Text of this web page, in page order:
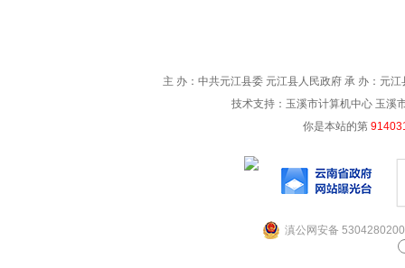
主 办：中共元江县委 元江县人民政府 承 办：元
技术支持：玉溪市计算机中心 玉溪
你是本站的第
滇公网安备